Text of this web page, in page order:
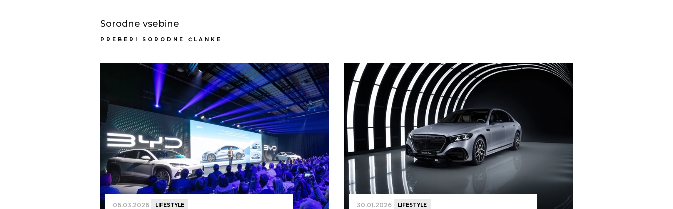
Sorodne vsebine
PREBERI SORODNE ČLANKE
06.03.2026 LIFESTYLE 30.01.2026 LIFESTYLE